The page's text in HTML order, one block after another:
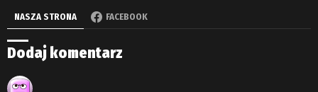
NASZA STRONA FACEBOOK
Dodaj komentarz